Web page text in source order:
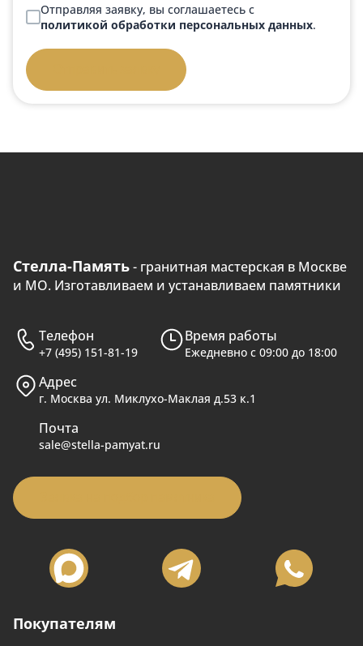
Отправляя заявку, вы соглашаетесь с
политикой обработки персональных данных.
Стелла-Память- гранитная мастерская в Москве
и МО. Изготавливаем и устанавливаем памятники
Покупателям
Телефон
+7 (495) 151-81-19
Время работы
Ежедневно с 09:00 до 18:00
Адрес
г. Москва ул. Миклухо-Маклая д.53 к.1
Почта
sale@stella-pamyat.ru